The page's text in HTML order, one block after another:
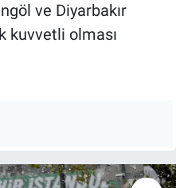
ve Diyarbakır
kuvvetli olması